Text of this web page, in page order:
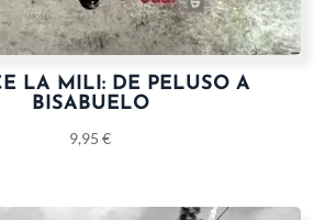
LA MILI: DE PELUSO A
BISABUELO
9,95 €